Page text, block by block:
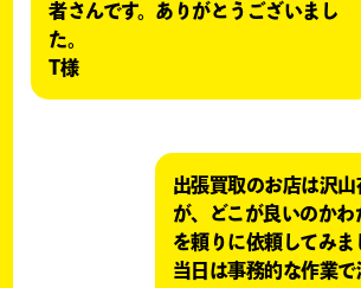
者さんです。ありがとうございまし
た。
T様
出張買取のお店は沢
が、どこが良いのかわ
を頼りに依頼してみま
当日は事務的な作業で